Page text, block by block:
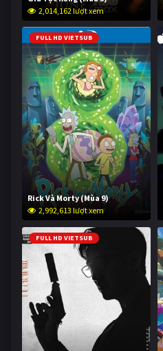
2,014,162 lượt xem
FULL HD VIETSUB
Rick Và Morty (Mùa 9)
2,992,613 lượt xem
FULL HD VIETSUB